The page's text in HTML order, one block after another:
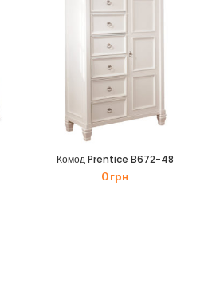
Комод Prentice B672-48
0грн